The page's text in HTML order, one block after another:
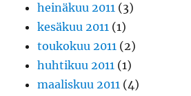
heinäkuu 2011 (3)
kesäkuu 2011 (1)
toukokuu 2011 (2)
huhtikuu 2011 (1)
maaliskuu 2011 (4)